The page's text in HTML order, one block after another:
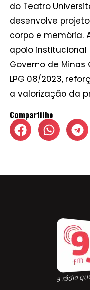
do Teatro
desenvolve
corpo e memória.
apoio institucional
Governo de Minas
LPG 08/2023,
a valorização da
Compartilhe